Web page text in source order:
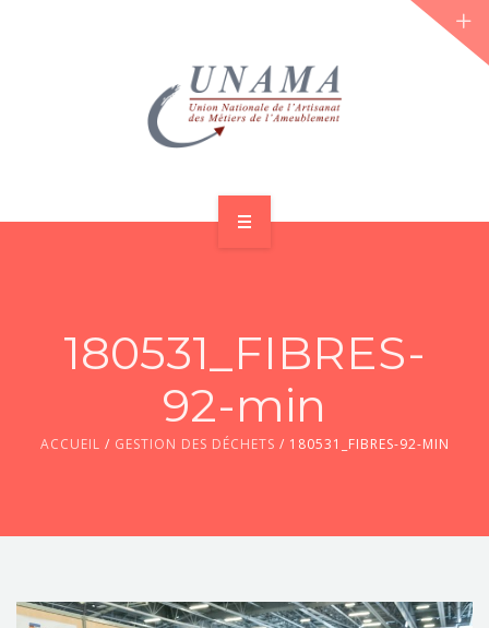
LES JOURNÉES 2026 ⌵
ACTUS & DOSSIERS
180531_FIBRES-
92-min
ACCUEIL / GESTION DES DÉCHETS / 180531_FIBRES-92-MIN